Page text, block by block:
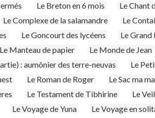
Le Breton en 6 mois Le Chant
Le Complexe de la salamandre Le
Le Goncourt des lycéens Le Grand
Le Manteau de papier Le Monde de Jean
: aumônier des terre-neuvas
Le
Le Roman de Roger Le Sac ma
Le Testament de Tibhirine Le
Le Voyage de Yuna Le Voyage en